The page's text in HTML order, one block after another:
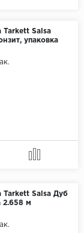
Kastamonu
Laufer Husky
...
Pergo
Tarkett Salsa
упаковка
Tarkett Salsa Дуб
2.658 м